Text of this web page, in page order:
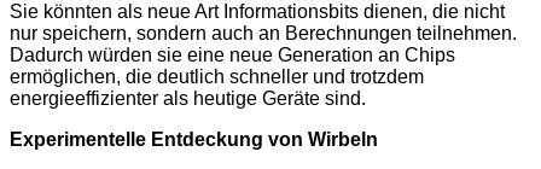
Sie könnten als neue Art Informationsbits dienen, die nicht
nur speichern, sondern auch an Berechnungen teilnehmen.
Dadurch würden sie eine neue Generation an Chips
ermöglichen, die deutlich schneller und trotzdem
energieeffizienter als heutige Geräte sind.
Experimentelle Entdeckung von Wirbeln